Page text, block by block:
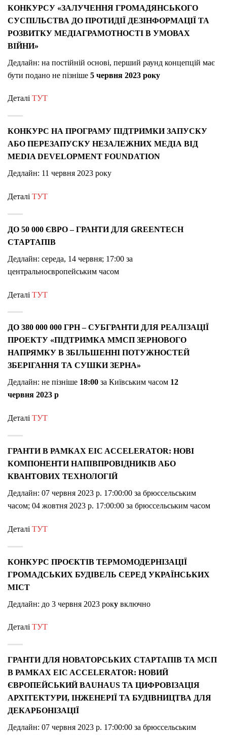
КОНКУРСУ «ЗАЛУЧЕННЯ ГРОМАДЯНСЬКОГО
СУСПІЛЬСТВА ДО ПРОТИДІЇ ДЕЗІНФОРМАЦІЇ ТА
РОЗВИТКУ МЕДІАГРАМОТНОСТІ В УМОВАХ
ВІЙНИ»
Дедлайн: на постійній основі, перший раунд концепцій має
бути подано не пізніше 5 червня 2023 року
Деталі ТУТ
КОНКУРС НА ПРОГРАМУ ПІДТРИМКИ ЗАПУСКУ
АБО ПЕРЕЗАПУСКУ НЕЗАЛЕЖНИХ МЕДІА ВІД
MEDIA DEVELOPMENT FOUNDATION
Дедлайн: 11 червня 2023 року
Деталі ТУТ
ДО 50 000 ЄВРО – ГРАНТИ ДЛЯ GREENTECH
СТАРТАПІВ
Дедлайн: середа, 14 червня; 17:00 за
центральноєвропейським часом
Деталі ТУТ
ДО 380 000 000 ГРН – СУБГРАНТИ ДЛЯ РЕАЛІЗАЦІЇ
ПРОЕКТУ «ПІДТРИМКА ММСП ЗЕРНОВОГО
НАПРЯМКУ В ЗБІЛЬШЕННІ ПОТУЖНОСТЕЙ
ЗБЕРІГАННЯ ТА СУШКИ ЗЕРНА»
Дедлайн: не пізніше 18:00 за Київським часом 12
червня 2023 р
Деталі ТУТ
ГРАНТИ В РАМКАХ EIC ACCELERATOR: НОВІ
КОМПОНЕНТИ НАПІВПРОВІДНИКІВ АБО
КВАНТОВИХ ТЕХНОЛОГІЙ
Дедлайн: 07 червня 2023 р. 17:00:00 за брюссельським
часом; 04 жовтня 2023 р. 17:00:00 за брюссельським часом
Деталі ТУТ
КОНКУРС ПРОЄКТІВ ТЕРМОМОДЕРНІЗАЦІЇ
ГРОМАДСЬКИХ БУДІВЕЛЬ СЕРЕД УКРАЇНСЬКИХ
МІСТ
Дедлайн: до 3 червня 2023 року включно
Деталі ТУТ
ГРАНТИ ДЛЯ НОВАТОРСЬКИХ СТАРТАПІВ ТА МСП
В РАМКАХ EIC ACCELERATOR: НОВИЙ
ЄВРОПЕЙСЬКИЙ BAUHAUS ТА ЦИФРОВІЗАЦІЯ
АРХІТЕКТУРИ, ІНЖЕНЕРІЇ ТА БУДІВНИЦТВА ДЛЯ
ДЕКАРБОНІЗАЦІЇ
Дедлайн: 07 червня 2023 р. 17:00:00 за брюссельським